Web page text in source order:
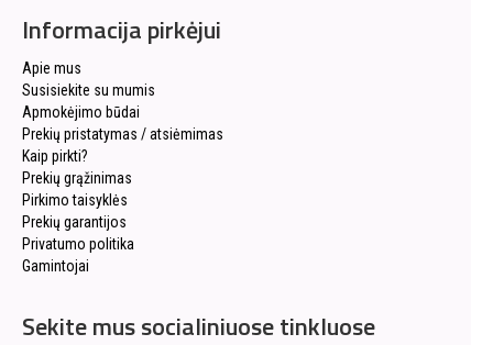
Informacija pirkėjui
Apie mus
Susisiekite su mumis
Apmokėjimo būdai
Prekių pristatymas / atsiėmimas
Kaip pirkti?
Prekių grąžinimas
Pirkimo taisyklės
Prekių garantijos
Privatumo politika
Gamintojai
Sekite mus socialiniuose tinkluose